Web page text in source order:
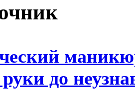
до